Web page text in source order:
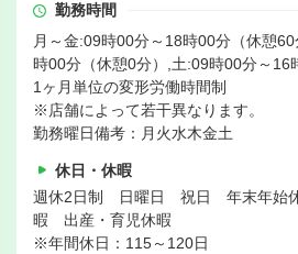
勤務時間
月～金:09時00分～18時00分（休憩
時00分（休憩0分）,土:09時00分～16
1ヶ月単位の変形労働時間制
※店舗によって若干異なります。
勤務曜日備考：月火水木金土
休日・休暇
週休2日制 日曜日 祝日 年末年始
暇 出産・育児休暇
※年間休日：115～120日